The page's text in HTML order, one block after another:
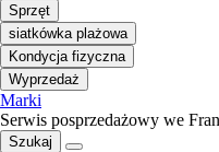
Sprzęt
siatkówka plażowa
Kondycja fizyczna
Wyprzedaż
Marki
Serwis posprzedażowy we
Szukaj